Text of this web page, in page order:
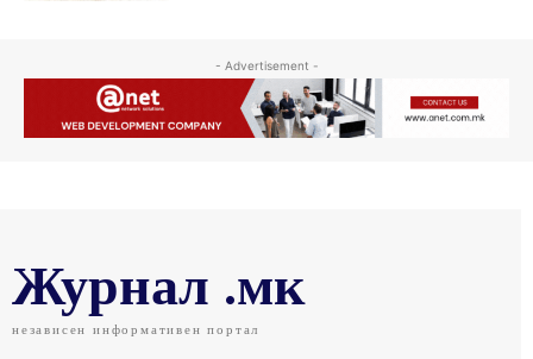
- Advertisement -
Журнал .мк
независен информативен портал